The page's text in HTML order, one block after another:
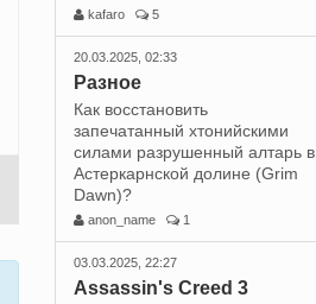
kafaro 5
20.03.2025, 02:33
Разное
Как восстановить
запечатанный хтонийскими
силами разрушенный алтарь в
Астеркарнской долине (Grim
Dawn)?
anon_name 1
03.03.2025, 22:27
Assassin's Creed 3